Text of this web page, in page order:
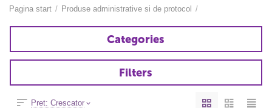
Pagina start / Produse administrative si de protocol /
Categories
Filters
Pret: Crescator